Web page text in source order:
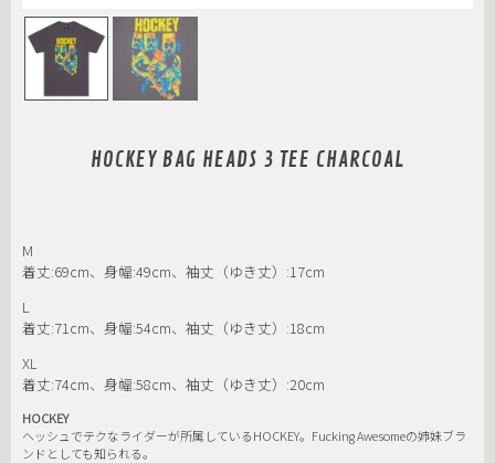
HOCKEY BAG HEADS 3 TEE CHARCOAL
M
着丈:69cm、身幅:49cm、袖丈（ゆき丈）:17cm
L
着丈:71cm、身幅:54cm、袖丈（ゆき丈）:18cm
XL
着丈:74cm、身幅:58cm、袖丈（ゆき丈）:20cm
HOCKEY
ヘッシュでテクなライダーが所属しているHOCKEY。Fucking Awesomeの姉妹ブラ
ンドとしても知られる。